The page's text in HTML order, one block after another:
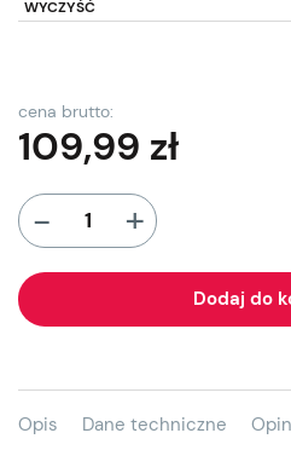
WYCZYŚĆ
cena brutto:
109,99 zł
- +
Dodaj do
Opis Dane techniczne